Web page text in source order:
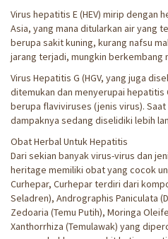
Virus hepatitis E (HEV) mirip dengan
Asia, yang mana ditularkan air yang
berupa sakit kuning, kurang nafsu
jarang terjadi, mungkin berkembang
Virus Hepatitis G (HGV, yang juga
ditemukan dan menyerupai hepatitis
berupa flaviviruses (jenis virus).
dampaknya sedang diselidiki lebih
Obat Herbal Untuk Hepatitis
Dari sekian banyak virus-virus dan
heritage memiliki obat yang cocok
Curhepar, Curhepar terdiri dari
Seladren), Andrographis Paniculata
Zedoaria (Temu Putih), Moringa
Xanthorrhiza (Temulawak) yang